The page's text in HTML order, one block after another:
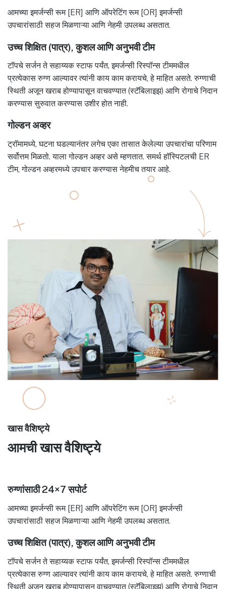
आमच्या इमर्जन्सी रूम [ER] आणि ऑपरेटिंग रूम [OR] इमर्जन्सी
उपचारांसाठी सहज मिळणाऱ्या आणि नेहमी उपलब्ध असतात.
उच्च शिक्षित (पात्र), कुशल आणि अनुभवी टीम
टॉपचे सर्जन ते सहाय्यक स्टाफ पर्यंत, इमर्जन्सी रिस्पॉन्स टीममधील
प्रत्येकास रुग्ण आल्यावर त्यांनी काय काम करायचे, हे माहित असते. रुग्णाची
स्थिती अजून खराब होण्यापासून वाचवण्यात (स्टॅबिलाइझ) आणि रोगाचे निदान
करण्यास सुरुवात करण्यास उशीर होत नाही.
गोल्डन अव्हर
ट्रॉमामध्ये, घटना घडल्यानंतर लगेच एका तासात केलेल्या उपचारांचा परिणाम
सर्वोत्तम मिळतो. याला गोल्डन अव्हर असे म्हणतात. समर्थ हॉस्पिटलची ER
टीम, गोल्डन अव्हरमध्ये उपचार करण्यास नेहमीच तयार आहे.
खास वैशिष्ट्ये
आमची खास वैशिष्ट्ये
रुग्णांसाठी 24×7 सपोर्ट
आमच्या इमर्जन्सी रूम [ER] आणि ऑपरेटिंग रूम [OR] इमर्जन्सी
उपचारांसाठी सहज मिळणाऱ्या आणि नेहमी उपलब्ध असतात.
उच्च शिक्षित (पात्र), कुशल आणि अनुभवी टीम
टॉपचे सर्जन ते सहाय्यक स्टाफ पर्यंत, इमर्जन्सी रिस्पॉन्स टीममधील
प्रत्येकास रुग्ण आल्यावर त्यांनी काय काम करायचे, हे माहित असते. रुग्णाची
स्थिती अजून खराब होण्यापासून वाचवण्यात (स्टॅबिलाइझ) आणि रोगाचे निदान